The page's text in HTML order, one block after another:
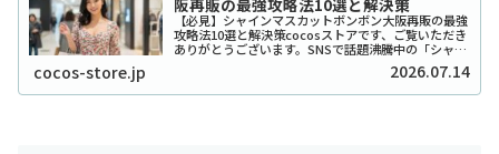
【必見】シャインマスカットボンボン大阪再販の最強
攻略法10選と解決策cocosストアです、ご覧いただき
ありがとうございます。SNSで話題沸騰中の「シャイ
ンマスカットボンボン」、大阪でも探し回っている方
が本当に多いですよね。2026年現在もそ...
cocos-store.jp 2026.07.14